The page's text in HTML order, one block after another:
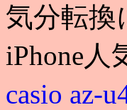
気分転
iPhone
casio az-